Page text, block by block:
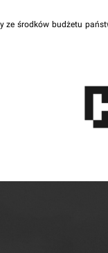
ze środków budżetu